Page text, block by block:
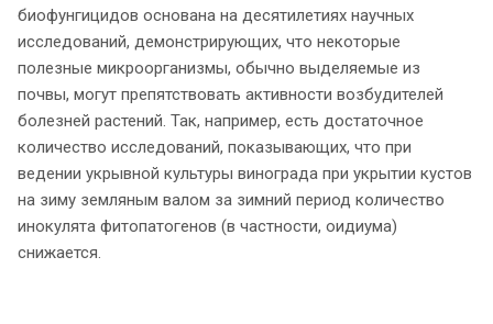
биофунгицидов основана на десятилетиях научных
исследований, демонстрирующих, что некоторые
полезные микроорганизмы, обычно выделяемые из
почвы, могут препятствовать активности возбудителей
болезней растений. Так, например, есть достаточное
количество исследований, показывающих, что при
ведении укрывной культуры винограда при укрытии кустов
на зиму земляным валом за зимний период количество
инокулята фитопатогенов (в частности, оидиума)
снижается.